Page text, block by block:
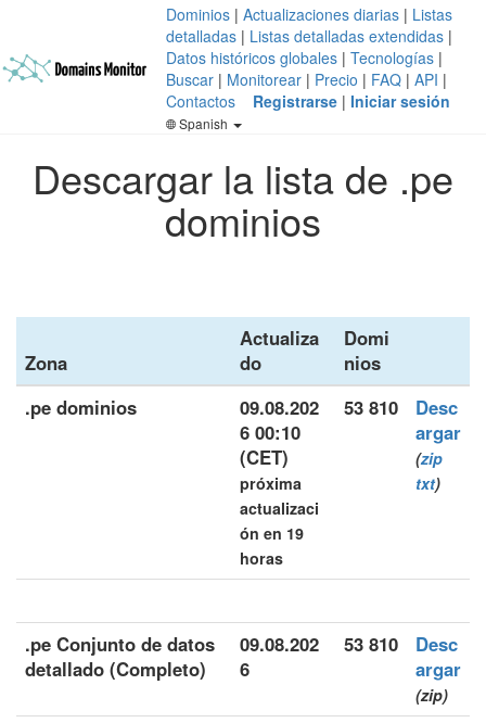
Dominios | Actualizaciones diarias | Listas
detalladas | Listas detalladas extendidas |
Datos históricos globales | Tecnologías |
Buscar | Monitorear | Precio | FAQ | API |
Contactos
Registrarse | Iniciar sesión
Spanish
Descargar la lista de .pe
dominios
Zona
Actualiza
do
Domi
nios
.pe dominios
09.08.202
6 00:10
(CET)
próxima
actualizaci
ón en 19
horas
53 810
Desc
argar
(zip
txt)
.pe Conjunto de datos
detallado (Completo)
09.08.202
6
53 810
Desc
argar
(zip)